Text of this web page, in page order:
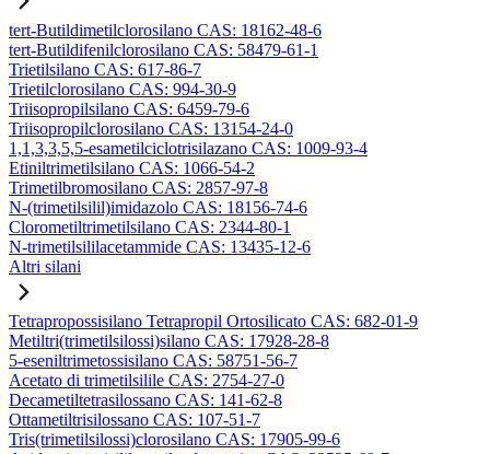
tert-Butildimetilclorosilano CAS: 18162-48-6
tert-Butildifenilclorosilano CAS: 58479-61-1
Trietilsilano CAS: 617-86-7
Trietilclorosilano CAS: 994-30-9
Triisopropilsilano CAS: 6459-79-6
Triisopropilclorosilano CAS: 13154-24-0
1,1,3,3,5,5-esametilciclotrisilazano CAS: 1009-93-4
Etiniltrimetilsilano CAS: 1066-54-2
Trimetilbromosilano CAS: 2857-97-8
N-(trimetilsilil)imidazolo CAS: 18156-74-6
Clorometiltrimetilsilano CAS: 2344-80-1
N-trimetilsililacetammide CAS: 13435-12-6
Altri silani
Tetrapropossisilano Tetrapropil Ortosilicato CAS: 682-01-9
Metiltri(trimetilsilossi)silano CAS: 17928-28-8
5-eseniltrimetossisilano CAS: 58751-56-7
Acetato di trimetilsilile CAS: 2754-27-0
Decametiltetrasilossano CAS: 141-62-8
Ottametiltrisilossano CAS: 107-51-7
Tris(trimetilsilossi)clorosilano CAS: 17905-99-6